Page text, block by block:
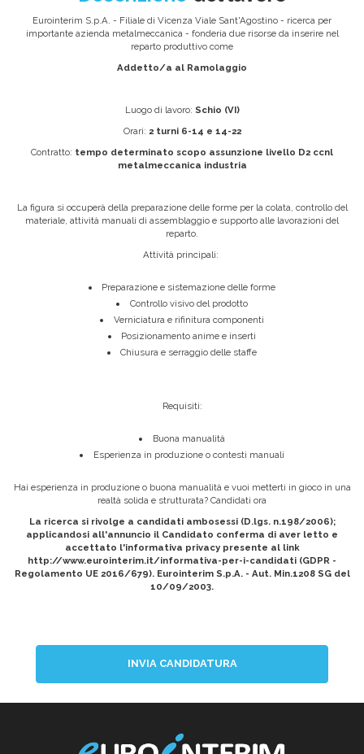
Eurointerim S.p.A. - Filiale di Vicenza Viale Sant'Agostino - ricerca per
importante azienda metalmeccanica - fonderia due risorse da inserire nel
reparto produttivo come
Addetto/a al Ramolaggio
Luogo di lavoro: Schio (VI)
Orari: 2 turni 6-14 e 14-22
Contratto: tempo determinato scopo assunzione livello D2 ccnl
metalmeccanica industria
La figura si occuperà della preparazione delle forme per la colata, controllo del
materiale, attività manuali di assemblaggio e supporto alle lavorazioni del
reparto.
Attività principali:
Preparazione e sistemazione delle forme
Controllo visivo del prodotto
Verniciatura e rifinitura componenti
Posizionamento anime e inserti
Chiusura e serraggio delle staffe
Requisiti:
Buona manualità
Esperienza in produzione o contesti manuali
Hai esperienza in produzione o buona manualità e vuoi metterti in gioco in una
realtà solida e strutturata? Candidati ora
La ricerca si rivolge a candidati ambosessi (D.lgs. n.198/2006);
applicandosi all'annuncio il Candidato conferma di aver letto e
accettato l'informativa privacy presente al link
http://www.eurointerim.it/informativa-per-i-candidati (GDPR -
Regolamento UE 2016/679). Eurointerim S.p.A. - Aut. Min.1208 SG del
10/09/2003.
INVIA CANDIDATURA